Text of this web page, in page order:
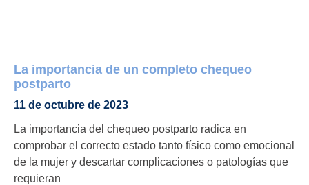
La importancia de un completo chequeo
postparto
11 de octubre de 2023
La importancia del chequeo postparto radica en
comprobar el correcto estado tanto físico como emocional
de la mujer y descartar complicaciones o patologías que
requieran